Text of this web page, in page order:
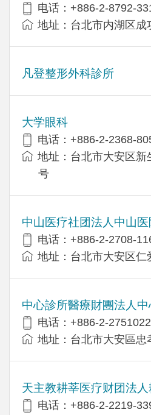
电话：+886-2-8792-
地址：台北市内湖区成
凡登整形外科診所
大学眼科
电话：+886-2-2368-
地址：台北市大安区新
号
中山医疗社团法人中山医
电话：+886-2-2708-
地址：台北市大安区仁
中心診所醫療財團法人
电话：+886-2-
地址：台北市大安區忠
天主教耕莘医疗财团法
电话：+886-2-2219-